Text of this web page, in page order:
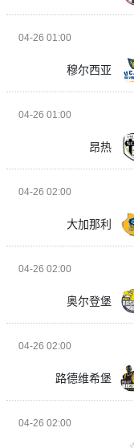
04-26 01:00
穆尔西亚
04-26 01:00
昂热
04-26 02:00
大加那利
04-26 02:00
奥尔登堡
04-26 02:00
路德维希堡
04-26 02:00